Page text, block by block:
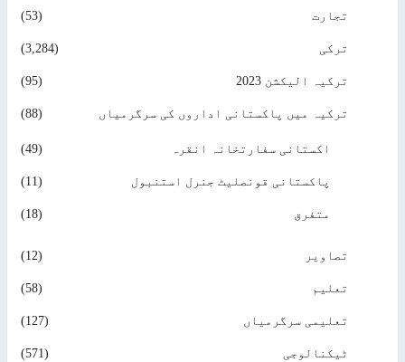
تجارت (53)
ترکی (3,284)
ترکیہ الیکشن 2023 (95)
ترکیہ میں پاکستانی اداروں کی سرگرمیاں (88)
اکستانی سفارتخانہ انقرہ (49)
پاکستانی قونصلیٹ جنرل استنبول (11)
متفرق (18)
تصاویر (12)
تعلیم (58)
تعلیمی سرگرمیاں (127)
ٹیکنالوجی (571)